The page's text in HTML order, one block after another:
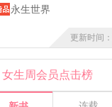
永生世界
更新时间
女生周会员点击榜